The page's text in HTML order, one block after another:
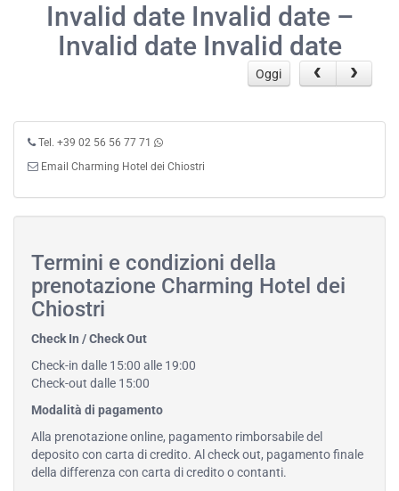
Invalid date Invalid date –
Invalid date Invalid date
Oggi
Tel. +39 02 56 56 77 71
Email Charming Hotel dei Chiostri
Termini e condizioni della
prenotazione Charming Hotel dei
Chiostri
Check In / Check Out
Check-in dalle 15:00 alle 19:00
Check-out dalle 15:00
Modalità di pagamento
Alla prenotazione online, pagamento rimborsabile del
deposito con carta di credito. Al check out, pagamento finale
della differenza con carta di credito o contanti.